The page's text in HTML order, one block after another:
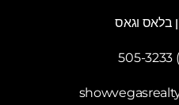
בלאס וגאס